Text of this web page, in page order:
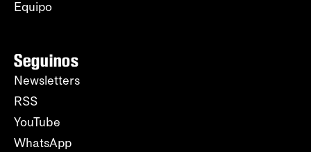
Equipo
Seguinos
Newsletters
RSS
YouTube
WhatsApp